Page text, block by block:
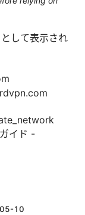
して表示され
イド -
10